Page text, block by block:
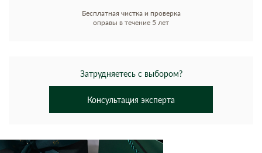
Бесплатная чистка и проверка
оправы в течение 5 лет
Затрудняетесь с выбором?
Консультация эксперта